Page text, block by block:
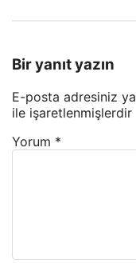
Bir yanıt yazın
E-posta adresiniz
ile işaretlenmişlerdir
Yorum *